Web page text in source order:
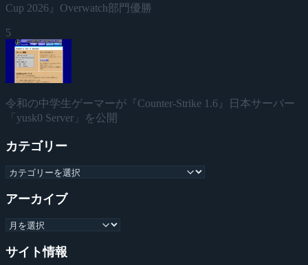
Cup 2026』Overwatch部門優勝
5
令和の中学生ゲーマーが『Counter-Strike 1.6』日本サーバー
「yusk0 Server」を公開
カテゴリー
アーカイブ
サイト情報